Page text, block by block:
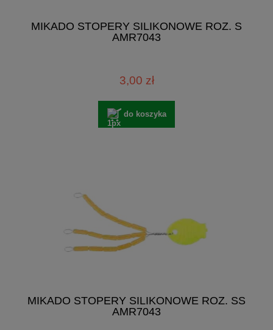
MIKADO STOPERY SILIKONOWE ROZ. S
AMR7043
3,00 zł
do koszyka
MIKADO STOPERY SILIKONOWE ROZ. SS
AMR7043